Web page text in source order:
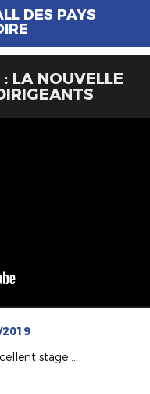
DES PAYS
LA NOUVELLE
Arbitrage : un excellent stage d'hiver à St Brévin !